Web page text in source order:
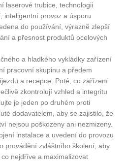
laserové trubice, technologii
inteligentní provoz a úsporu
do používání, výrazně zlepší
a přesnost produktů ocelových
a hladkého vykládky zařízení
pracovní skupinu a předem
a recepce. Poté, co zařízení
zkontrolují vzhled a integritu
je jeden po druhém proti
dodavatelem, aby se zajistilo, že
nejsou poškozeny ani nezmizeny.
instalace a uvedení do provozu
provádění zvláštního školení, aby
nejdříve a maximalizovat